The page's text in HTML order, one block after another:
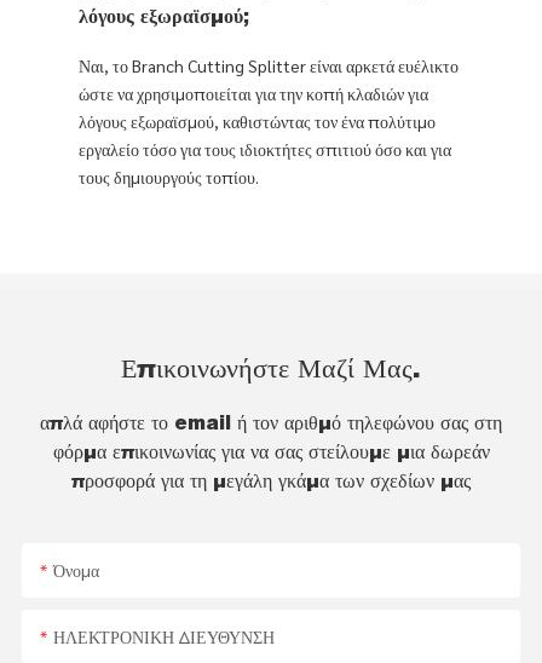
λόγους εξωραϊσμού;
Ναι, το Branch Cutting Splitter είναι αρκετά ευέλικτο
ώστε να χρησιμοποιείται για την κοπή κλαδιών για
λόγους εξωραϊσμού, καθιστώντας τον ένα πολύτιμο
εργαλείο τόσο για τους ιδιοκτήτες σπιτιού όσο και για
τους δημιουργούς τοπίου.
Επικοινωνήστε Μαζί Μας.
απλά αφήστε το email ή τον αριθμό τηλεφώνου σας στη
φόρμα επικοινωνίας για να σας στείλουμε μια δωρεάν
προσφορά για τη μεγάλη γκάμα των σχεδίων μας
Όνομα
ΗΛΕΚΤΡΟΝΙΚΗ ΔΙΕΥΘΥΝΣΗ